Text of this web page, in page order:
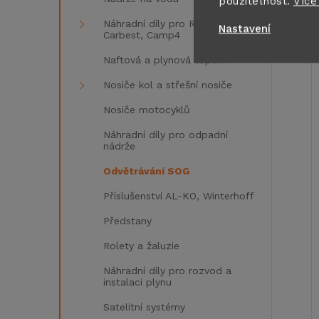
Nastavení
Náhradní díly pro Reimo,
Carbest, Camp4
Naftová a plynová topení
Nosiče kol a střešní nosiče
Nosiče motocyklů
Náhradní díly pro odpadní
nádrže
Odvětrávání SOG
Příslušenství AL-KO, Winterhoff
Předstany
Rolety a žaluzie
Náhradní díly pro rozvod a
instalaci plynu
Satelitní systémy